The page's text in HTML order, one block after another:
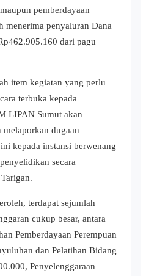
pemberdayaan
menerima penyaluran Dana
dari pagu
item kegiatan yang perlu
terbuka kepada
LIPAN Sumut akan
melaporkan dugaan
kepada instansi berwenang
secara
terdapat sejumlah
cukup besar, antara
Pemberdayaan Perempuan
dan Pelatihan Bidang
Penyelenggaraan